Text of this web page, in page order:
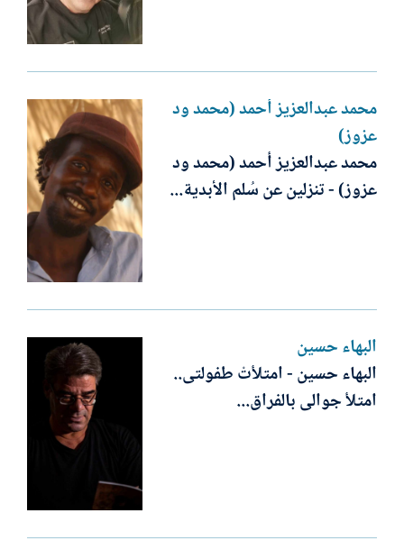
محمد عبدالعزيز أحمد (محمد ود
عزوز)
محمد عبدالعزيز أحمد (محمد ود
عزوز) - تنزلين عن سُلم الأبدية...
البهاء حسين
البهاء حسين - امتلأتْ طفولتى..
امتلأ جوالى بالفراق...